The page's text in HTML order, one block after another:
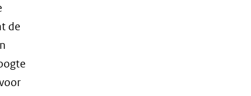
de